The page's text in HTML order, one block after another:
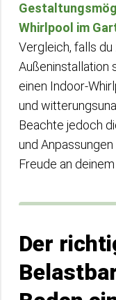
Whirlpool im
Vergleich, falls du
Außeninstallation
einen Indoor-
und
Beachte jedoch
und
Freude an
Der